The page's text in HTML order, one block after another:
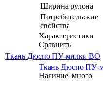
Ширина рулона
Потребительские
свойства
Характеристики
Сравнить
Ткань Дюспо ПУ-милки ВО
Ткань Дюспо ПУ-
Наличие: много